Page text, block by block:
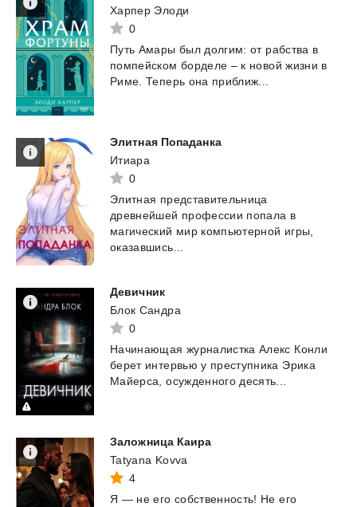
Харпер Элоди
0
Путь Амары был долгим: от рабства в
помпейском борделе – к новой жизни в
Риме. Теперь она приближ...
Элитная Попаданка
Итиара
0
Элитная представительница
древнейшей профессии попала в
магический мир компьютерной игры,
оказавшись...
Девичник
Блок Сандра
0
Начинающая журналистка Алекс Конли
берет интервью у преступника Эрика
Майерса,
осужденного десять...
Заложница Каира
Tatyana Kovva
4
Я — не его собственность! Не его